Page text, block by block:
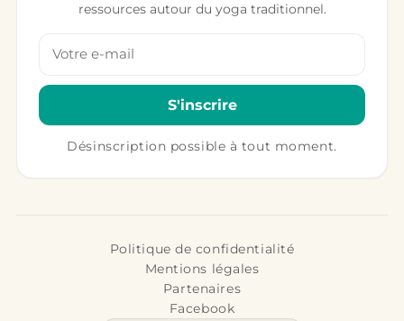
ressources autour du yoga traditionnel.
S'inscrire
Désinscription possible à tout moment.
Politique de confidentialité
Mentions légales
Partenaires
Facebook